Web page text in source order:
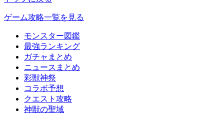
ゲーム攻略一覧を見る
モンスター図鑑
最強ランキング
ガチャまとめ
ニュースまとめ
彩獣神祭
コラボ予想
クエスト攻略
神獣の聖域